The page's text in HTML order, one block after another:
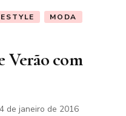
MODA
Verão com
de janeiro de 2016